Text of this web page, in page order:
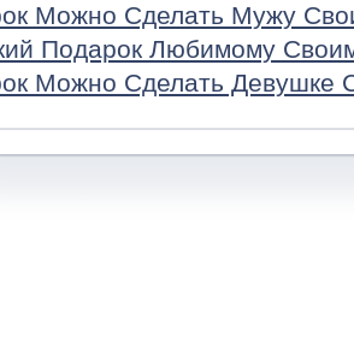
Можно Сделать Мужу
Подарок Любимому
Можно Сделать Девушке